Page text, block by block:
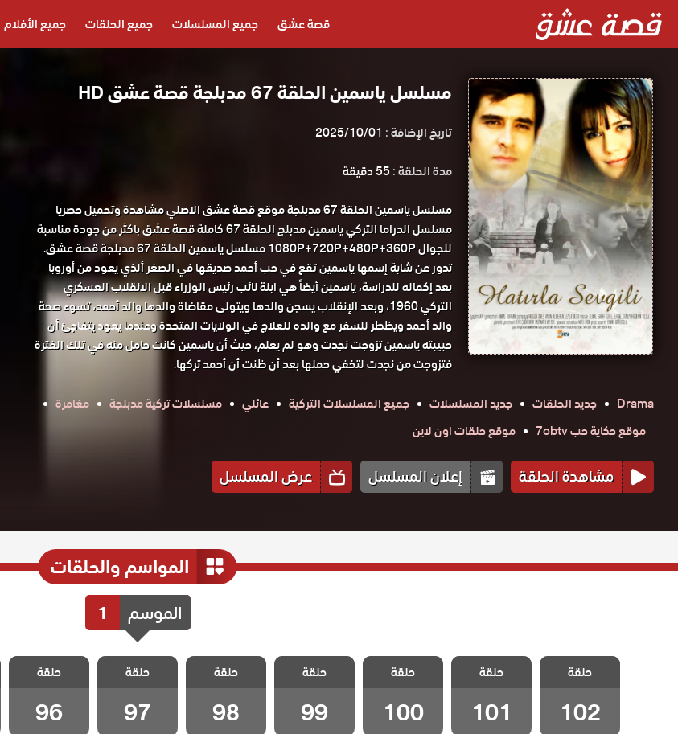
قصة عشق جميع المسلسلات جميع الحلقات جميع الأفلام
مسلسل ياسمين الحلقة 67 مدبلجة قصة عشق HD
تاريخ الإضافة : 2025/10/01
مدة الحلقة :55 دقيقة
مسلسل ياسمين الحلقة 67 مدبلجة موقع قصة عشق الاصلي مشاهدة وتحميل حصريا
مسلسل الدراما التركي ياسمين مدبلج الحلقة 67 كاملة قصة عشق باكثر من جودة مناسبة
للجوال 1080P+720P+480P+360P مسلسل ياسمين الحلقة 67 مدبلجة قصة عشق.
تدور عن شابة إسمها ياسمين تقع في حب أحمد صديقها في الصغر ألذي يعود من أوروبا
بعد إكماله للدراسة، ياسمين أيضاً هي ابنة نائب رئيس الوزراء قبل الانقلاب العسكري
التركي 1960، وبعد الإنقلاب يسجن والدها ويتولى مقاضاة والدها والد أحمد، تسوء صحة
والد أحمد ويظطر للسفر مع والده للعلاج في الولايات المتحدة وعندما يعود يتفاجئ أن
حبيبته ياسمين تزوجت نجدت وهو لم يعلم، حيث أن ياسمين كانت حامل منه في تلك الفترة
فتزوجت من نجدت لتخفي حملها بعد أن ظنت أن أحمد تركها.
Drama
جديد الحلقات جديد المسلسلات جميع المسلسلات التركية عائلي مسلسلات تركية مدبلجة
مغامرة
موقع حكاية حب 7obtv
موقع حلقات اون لاين
مشاهدة الحلقة إعلان المسلسل عرض المسلسل
المواسم والحلقات
الموسم 1
مسلسل ياسمين
مدبلج الحلقة
102 – Final
حلقة
102
مسلسل ياسمين
مدبلج الحلقة
101
حلقة
101
مسلسل ياسمين
مدبلج الحلقة
100
حلقة
100
مسلسل ياسمين
مدبلج الحلقة 99
حلقة
99
مسلسل ياسمين
مدبلج الحلقة 98
حلقة
98
مسلسل ياسمين
مدبلج الحلقة 97
حلقة
97
مسلسل ياسمين
مدبلج الحلقة 96
حلقة
96